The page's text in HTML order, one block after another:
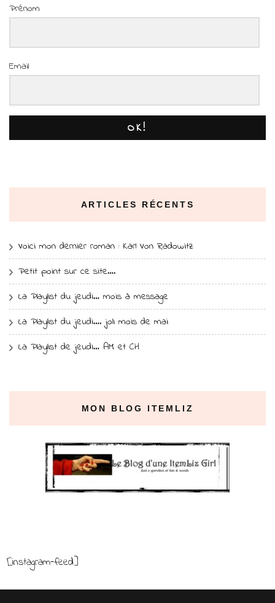
Prénom
Email
OK!
ARTICLES RÉCENTS
Voici mon dernier roman : Karl Von Radowitz
Petit point sur ce site….
La Playlist du jeudi… mois à message
La Playlist du jeudi…. joli mois de mai
La Playlist de jeudi… AM et CH
MON BLOG ITEMLIZ
[instagram-feed]